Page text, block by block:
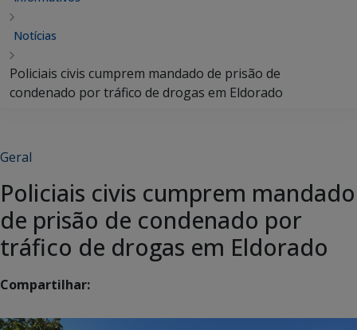
Notícias
Policiais civis cumprem mandado de prisão de
condenado por tráfico de drogas em Eldorado
Geral
Policiais civis cumprem mandado
de prisão de condenado por
tráfico de drogas em Eldorado
Compartilhar: